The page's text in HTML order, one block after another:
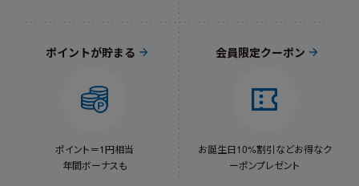
ポイントが貯まる
ポイント＝1円相当
年間ボーナスも
会員限定クーポン
お誕生日10%割引などお得なク
ーポンプレゼント